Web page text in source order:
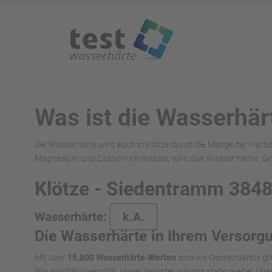
Was ist die
Die Wasserhärte wird auch in Klötze durch die Menge der
Magnesium und Calcium im Wasser, wird das Wasser härter.
Klötze - Siedentramm
Wasserhärte: k.A.
Die Wasserhärte in Ihrem
Mit über 15.000 Wasserhärte-Werten sind wir Deutschlands